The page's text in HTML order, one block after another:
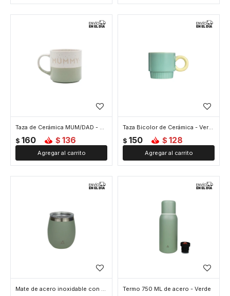
Taza de Cerámica MUM/DAD - Verde
$ 160 $ 136
Taza Bicolor de Cerámica - Verde
$ 150 $ 128
Mate de acero inoxidable con tapa - Verde Termo 750 ML de acero - Verde